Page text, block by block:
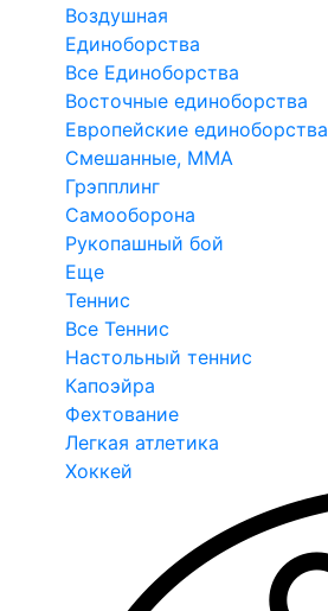
Воздушная
Единоборства
Все Единоборства
Восточные единоборства
Европейские единоборства
Смешанные, ММА
Грэпплинг
Самооборона
Рукопашный бой
Еще
Теннис
Все Теннис
Настольный теннис
Капоэйра
Фехтование
Легкая атлетика
Хоккей